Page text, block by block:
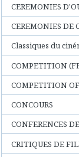
CEREMONIES
CEREMONIES DE
Classiques du
COMPETITION
COMPETITION
CONCOURS
CONFERENCES
CRITIQUES DE